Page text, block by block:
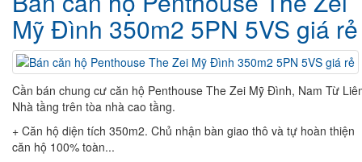
Mỹ Đình 350m2 5PN 5VS giá rẻ
Cần bán chung cư căn hộ Penthouse The Zei Mỹ Đình, Nam Từ
Nhà tầng trên tòa nhà cao tầng.
+ Căn hộ diện tích 350m2. Chủ nhận bàn giao thô và tự hoàn thiện
căn hộ 100% toàn...